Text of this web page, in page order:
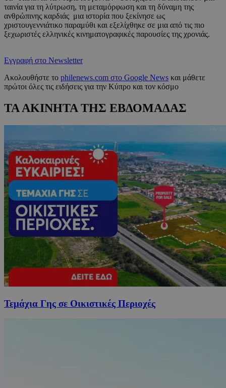
ταινία για τη λύτρωση, τη μεταμόρφωση και τη δύναμη της
ανθρώπινης καρδιάς μια ιστορία που ξεκίνησε ως
χριστουγεννιάτικο παραμύθι και εξελίχθηκε σε μια από τις πιο
ξεχωριστές ελληνικές κινηματογραφικές παρουσίες της χρονιάς.
Εγγραφή στο Newsletter
Ακολουθήστε το philenews.com στο Google News και μάθετε
πρώτοι όλες τις ειδήσεις για την Κύπρο και τον κόσμο
ΤΑ ΑΚΙΝΗΤΑ ΤΗΣ ΕΒΔΟΜΑΔΑΣ
Τεμάχια Γης σε Οικιστικές Περιοχές